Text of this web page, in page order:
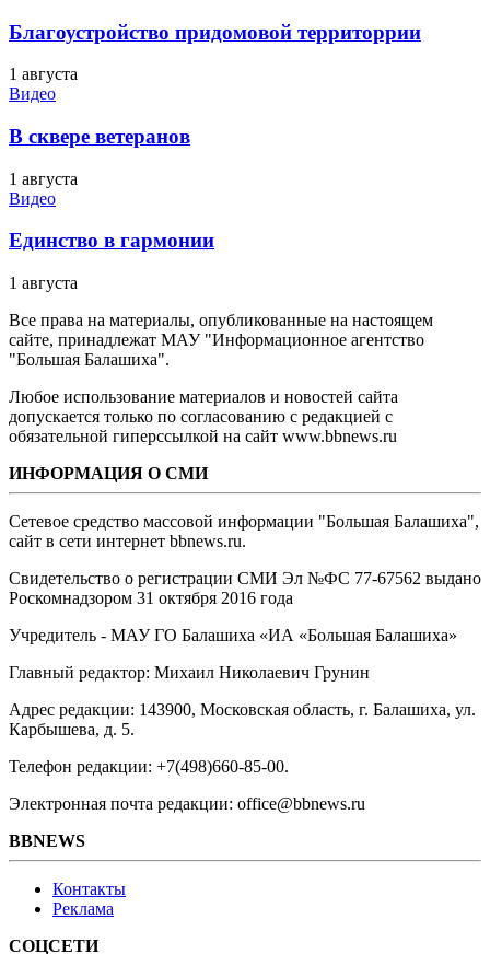
Благоустройство придомовой территоррии
1 августа
Видео
В сквере ветеранов
1 августа
Видео
Единство в гармонии
1 августа
Все права на материалы, опубликованные на настоящем
сайте, принадлежат МАУ "Информационное агентство
"Большая Балашиха".
Любое использование материалов и новостей сайта
допускается только по согласованию с редакцией с
обязательной гиперссылкой на сайт www.bbnews.ru
ИНФОРМАЦИЯ О СМИ
Сетевое средство массовой информации "Большая Балашиха",
сайт в сети интернет bbnews.ru.
Свидетельство о регистрации СМИ Эл №ФС ‎77-67562 выдано
Роскомнадзором 31 октября 2016 года
Учредитель - МАУ ГО Балашиха «ИА «Большая Балашиха»
Главный редактор: Михаил Николаевич Грунин
Адрес редакции: 143900, Московская область, г. Балашиха, ул.
Карбышева, д. 5.
Телефон редакции: +7(498)660-85-00.
Электронная почта редакции: office@bbnews.ru
BBNEWS
Контакты
Реклама
СОЦСЕТИ